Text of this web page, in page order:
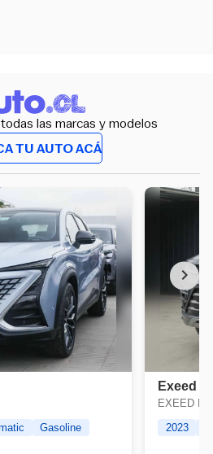
las marcas y modelos
TU AUTO ACÁ